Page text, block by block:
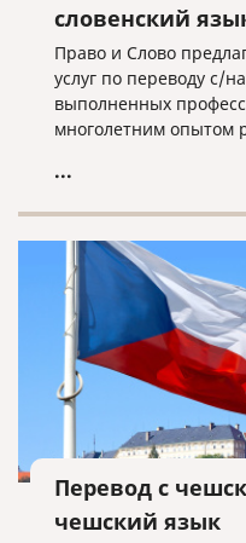
словенский
Право и Слово
услуг по переводу с/
выполненных
многолетним опытом
...
Перевод с
чешский язык